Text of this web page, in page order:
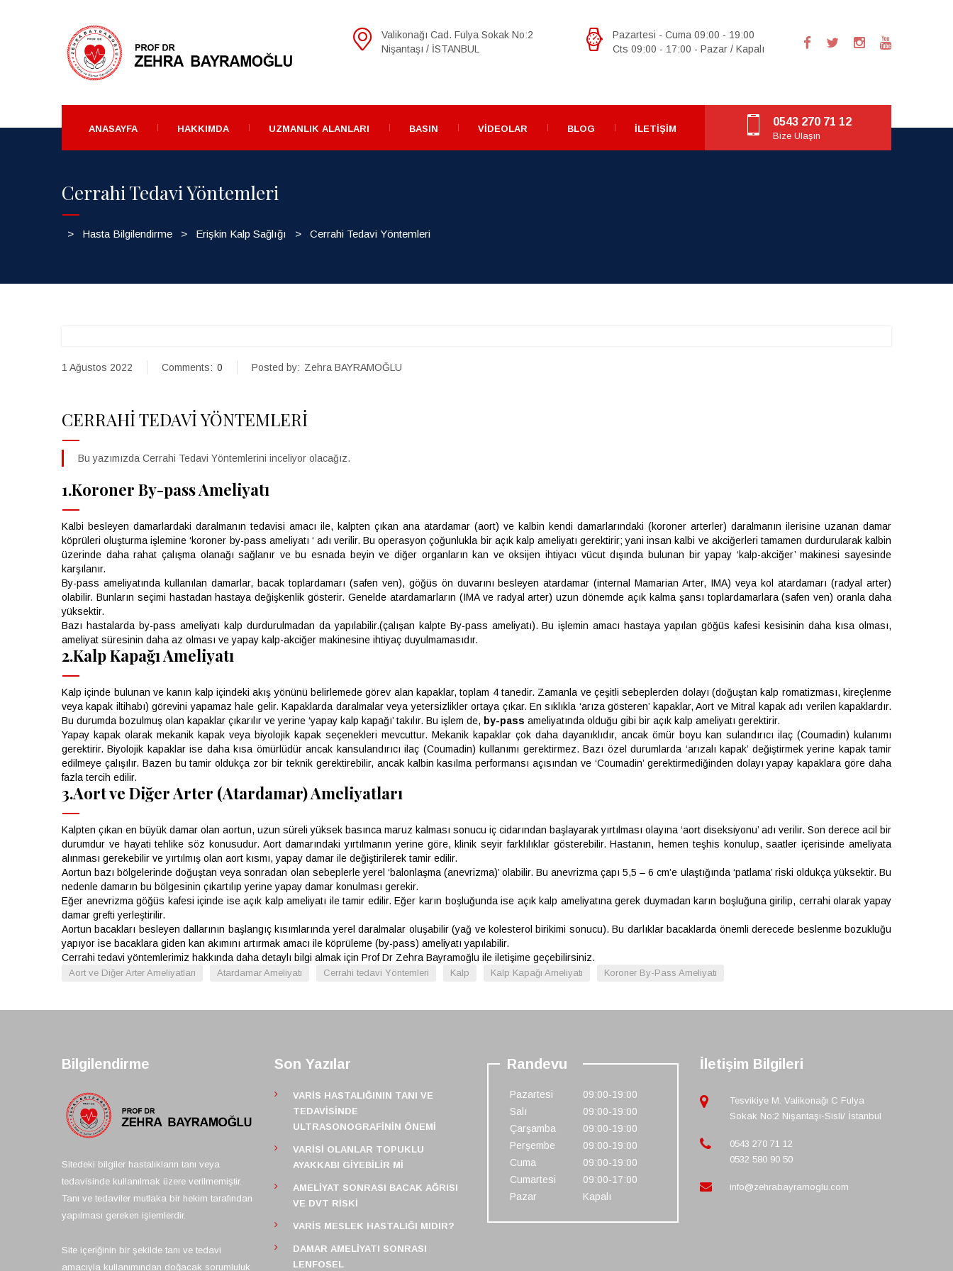
Pazartesi - Cuma 09:00 - 19:00
Cts 09:00 - 17:00 - Pazar / Kapalı
Valikonağı Cad. Fulya Sokak No:2
Nişantaşı / İSTANBUL
ANASAYFA HAKKIMDA UZMANLIK ALANLARI BASIN VIDEOLAR BLOG İLETIŞIM
0543 270 71 12
Bize Ulaşın
Cerrahi Tedavi Yöntemleri
> Hasta Bilgilendirme > Erişkin Kalp Sağlığı > Cerrahi Tedavi Yöntemleri
1 Ağustos 2022 Comments: 0 Posted by: Zehra BAYRAMOĞLU
CERRAHİ TEDAVİ YÖNTEMLERİ
Bu yazımızda Cerrahi Tedavi Yöntemlerini inceliyor olacağız.
1.Koroner By-pass Ameliyatı
Kalbi besleyen damarlardaki daralmanın tedavisi amacı ile, kalpten çıkan ana atardamar (aort) ve kalbin kendi damarlarındaki (koroner arterler) daralmanın ilerisine uzanan damar
köprüleri oluşturma işlemine ‘koroner by-pass ameliyatı ‘ adı verilir. Bu operasyon çoğunlukla bir açık kalp ameliyatı gerektirir; yani insan kalbi ve akciğerleri tamamen durdurularak kalbin
üzerinde daha rahat çalışma olanağı sağlanır ve bu esnada beyin ve diğer organların kan ve oksijen ihtiyacı vücut dışında bulunan bir yapay ‘kalp-akciğer’ makinesi sayesinde
karşılanır.
By-pass ameliyatında kullanılan damarlar, bacak toplardamarı (safen ven), göğüs ön duvarını besleyen atardamar (internal Mamarian Arter, IMA) veya kol atardamarı (radyal arter)
olabilir. Bunların seçimi hastadan hastaya değişkenlik gösterir. Genelde atardamarların (IMA ve radyal arter) uzun dönemde açık kalma şansı toplardamarlara (safen ven) oranla daha
yüksektir.
Bazı hastalarda by-pass ameliyatı kalp durdurulmadan da yapılabilir.(çalışan kalpte By-pass ameliyatı). Bu işlemin amacı hastaya yapılan göğüs kafesi kesisinin daha kısa olması,
ameliyat süresinin daha az olması ve yapay kalp-akciğer makinesine ihtiyaç duyulmamasıdır.
2.Kalp Kapağı Ameliyatı
Kalp içinde bulunan ve kanın kalp içindeki akış yönünü belirlemede görev alan kapaklar, toplam 4 tanedir. Zamanla ve çeşitli sebeplerden dolayı (doğuştan kalp romatizması, kireçlenme
veya kapak iltihabı) görevini yapamaz hale gelir. Kapaklarda daralmalar veya yetersizlikler ortaya çıkar. En sıklıkla ‘arıza gösteren’ kapaklar, Aort ve Mitral kapak adı verilen kapaklardır.
Bu durumda bozulmuş olan kapaklar çıkarılır ve yerine ‘yapay kalp kapağı’ takılır. Bu işlem de, by-pass ameliyatında olduğu gibi bir açık kalp ameliyatı gerektirir.
Yapay kapak olarak mekanik kapak veya biyolojik kapak seçenekleri mevcuttur. Mekanik kapaklar çok daha dayanıklıdır, ancak ömür boyu kan sulandırıcı ilaç (Coumadin) kulanımı
gerektirir. Biyolojik kapaklar ise daha kısa ömürlüdür ancak kansulandırıcı ilaç (Coumadin) kullanımı gerektirmez. Bazı özel durumlarda ‘arızalı kapak’ değiştirmek yerine kapak tamir
edilmeye çalışılır. Bazen bu tamir oldukça zor bir teknik gerektirebilir, ancak kalbin kasılma performansı açısından ve ‘Coumadin’ gerektirmediğinden dolayı yapay kapaklara göre daha
fazla tercih edilir.
3.Aort ve Diğer Arter (Atardamar) Ameliyatları
Kalpten çıkan en büyük damar olan aortun, uzun süreli yüksek basınca maruz kalması sonucu iç cidarından başlayarak yırtılması olayına ‘aort diseksiyonu’ adı verilir. Son derece acil bir
durumdur ve hayati tehlike söz konusudur. Aort damarındaki yırtılmanın yerine göre, klinik seyir farklılıklar gösterebilir. Hastanın, hemen teşhis konulup, saatler içerisinde ameliyata
alınması gerekebilir ve yırtılmış olan aort kısmı, yapay damar ile değiştirilerek tamir edilir.
Aortun bazı bölgelerinde doğuştan veya sonradan olan sebeplerle yerel ‘balonlaşma (anevrizma)’ olabilir. Bu anevrizma çapı 5,5 – 6 cm’e ulaştığında ‘patlama’ riski oldukça yüksektir. Bu
nedenle damarın bu bölgesinin çıkartılıp yerine yapay damar konulması gerekir.
Eğer anevrizma göğüs kafesi içinde ise açık kalp ameliyatı ile tamir edilir. Eğer karın boşluğunda ise açık kalp ameliyatına gerek duymadan karın boşluğuna girilip, cerrahi olarak yapay
damar grefti yerleştirilir.
Aortun bacakları besleyen dallarının başlangıç kısımlarında yerel daralmalar oluşabilir (yağ ve kolesterol birikimi sonucu). Bu darlıklar bacaklarda önemli derecede beslenme bozukluğu
yapıyor ise bacaklara giden kan akımını artırmak amacı ile köprüleme (by-pass) ameliyatı yapılabilir.
Cerrahi tedavi yöntemlerimiz hakkında daha detaylı bilgi almak için Prof Dr Zehra Bayramoğlu ile iletişime geçebilirsiniz.
Aort ve Diğer Arter Ameliyatları Atardamar Ameliyatı Cerrahi tedavi Yöntemleri Kalp Kalp Kapağı Ameliyatı Koroner By-Pass Ameliyatı
Bilgilendirme
Sitedeki bilgiler hastalıkların tanı veya
tedavisinde kullanılmak üzere verilmemiştir.
Tanı ve tedaviler mutlaka bir hekim tarafından
yapılması gereken işlemlerdir.
Site içeriğinin bir şekilde tanı ve tedavi
amacıyla kullanımından doğacak sorumluluk
Son Yazılar
VARIS HASTALIĞININ TANI VE
TEDAVISINDE
ULTRASONOGRAFININ ÖNEMI
VARISI OLANLAR TOPUKLU
AYAKKABI GIYEBILIR MI
AMELIYAT SONRASI BACAK AĞRISI
VE DVT RISKI
VARIS MESLEK HASTALIĞI MIDIR?
DAMAR AMELIYATI SONRASI
LENFOSEL
Randevu
Pazartesi
09:00-19:00
Salı
09:00-19:00
Çarşamba
09:00-19:00
Perşembe
09:00-19:00
Cuma
09:00-19:00
Cumartesi
09:00-17:00
Pazar
Kapalı
İletişim Bilgileri
Tesvikiye M. Valikonağı C Fulya
Sokak No:2 Nişantaşı-Sisli/ İstanbul
0543 270 71 12
0532 580 90 50
info@zehrabayramoglu.com